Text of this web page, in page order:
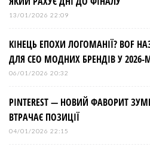
13/01/2026 22:09
КІНЕЦЬ ЕПОХИ ЛОГОМАНІЇ? BOF
ДЛЯ СЕО МОДНИХ БРЕНДІВ У 2026-
06/01/2026 20:32
PINTEREST — НОВИЙ ФАВОРИТ
ВТРАЧАЄ ПОЗИЦІЇ
04/01/2026 22:15